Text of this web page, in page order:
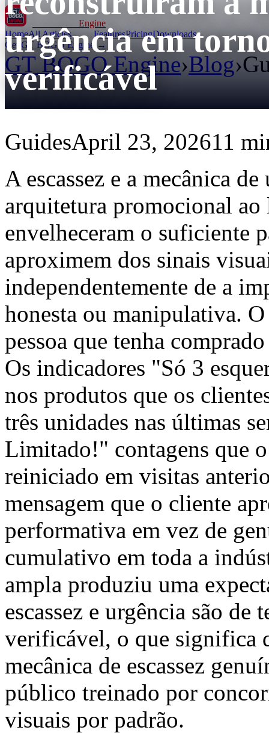
Engine
HomeAll Articles FeaturesPricingDownloads
Get GT BOGO Engine →
GT BOGO Engine›Blog›
urgência em
verificável
GuidesApril 23, 202611
A escassez e a mecânica
arquitetura promocional ao
envelheceram o suficiente
aproximem dos sinais
independentemente de a
honesta ou manipulativa.
pessoa que tenha
Os indicadores "Só 3
nos produtos que os
três unidades nas últimas
Limitado!" contagens que
reiniciado em visitas
mensagem que o cliente
performativa em vez de
cumulativo em toda a
ampla produziu uma
escassez e urgência são de
verificável, o que significa
mecânica de escassez
público treinado por
visuais por padrão.